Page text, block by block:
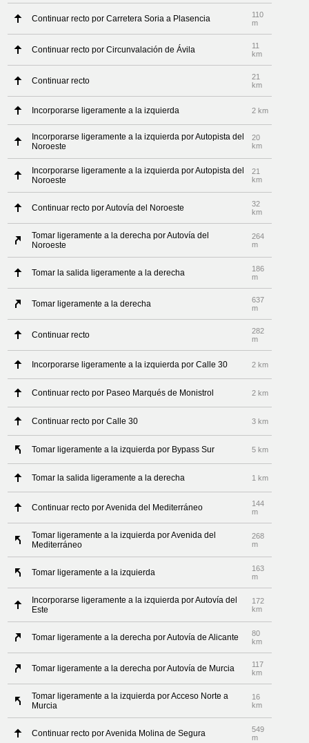
Continuar recto por Carretera Soria a Plasencia
110
m
Continuar recto por Circunvalación de Ávila
11
km
Continuar recto
21
km
Incorporarse ligeramente a la izquierda 2 km
Incorporarse ligeramente a la izquierda por Autopista del
Noroeste
20
km
Incorporarse ligeramente a la izquierda por Autopista del
Noroeste
21
km
Continuar recto por Autovía del Noroeste
32
km
Tomar ligeramente a la derecha por Autovía del
Noroeste
264
m
Tomar la salida ligeramente a la derecha
186
m
Tomar ligeramente a la derecha
637
m
Continuar recto
282
m
Incorporarse ligeramente a la izquierda por Calle 30 2 km
Continuar recto por Paseo Marqués de Monistrol 2 km
Continuar recto por Calle 30 3 km
Tomar ligeramente a la izquierda por Bypass Sur 5 km
Tomar la salida ligeramente a la derecha 1 km
Continuar recto por Avenida del Mediterráneo
144
m
Tomar ligeramente a la izquierda por Avenida del
Mediterráneo
268
m
Tomar ligeramente a la izquierda
163
m
Incorporarse ligeramente a la izquierda por Autovía del
Este
172
km
Tomar ligeramente a la derecha por Autovía de Alicante
80
km
Tomar ligeramente a la derecha por Autovía de Murcia
117
km
Tomar ligeramente a la izquierda por Acceso Norte a
Murcia
16
km
Continuar recto por Avenida Molina de Segura
549
m